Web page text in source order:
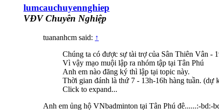
lumcauchuyennghiep
VĐV Chuyên Nghiệp
tuananhcm said: ↑
Chúng ta có được sự tài trợ của Sân Thiên Vân -
Vì vậy mạo muội lập ra nhóm tập tại Tân Phú
Anh em nào đăng ký thì lập tại topic này.
Thời gian đánh là thứ 7 - 13h-16h hàng tuần. (dự
Click to expand...
Anh em ủng hộ VNbadminton tại Tân Phú đê......:-bd:-